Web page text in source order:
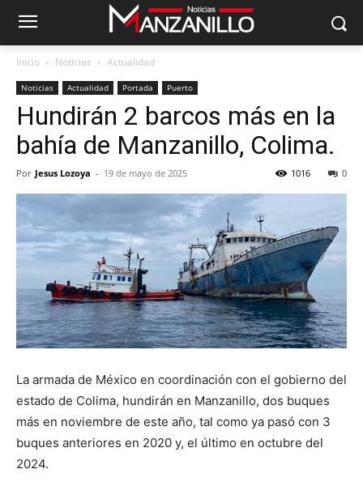
Inicio Noticias Actualidad
Noticias Actualidad Portada Puerto
Hundirán 2 barcos más en la
bahía de Manzanillo, Colima.
Por Jesus Lozoya - 19 de mayo de 2025 0
1016
La armada de México en coordinación con el gobierno del
estado de Colima, hundirán en Manzanillo, dos buques
más en noviembre de este año, tal como ya pasó con 3
buques anteriores en 2020 y, el último en octubre del
2024.